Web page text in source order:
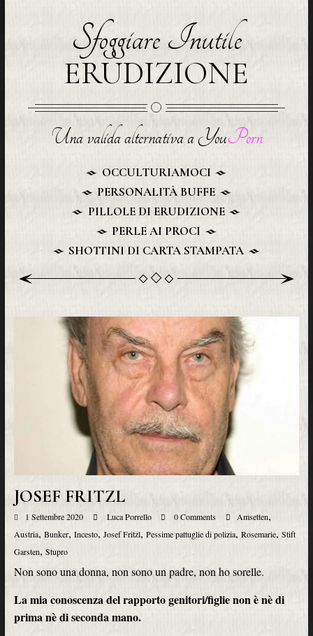
Sfoggiare Inutile
ERUDIZIONE
Una valida alternativa a YouPorn
OCCULTURIAMOCI
PERSONALITÀ BUFFE
PILLOLE DI ERUDIZIONE
PERLE AI PROCI
SHOTTINI DI CARTA STAMPATA
JOSEF FRITZL
1 Settembre 2020 Luca Porrello 0 Comments Amsetten,
Austria, Bunker, Incesto, Josef Fritzl, Pessime pattuglie di polizia, Rosemarie, Stift
Garsten, Stupro
Non sono una donna, non sono un padre, non ho sorelle.
La mia conoscenza del rapporto genitori/figlie non è nè di
prima nè di seconda mano.